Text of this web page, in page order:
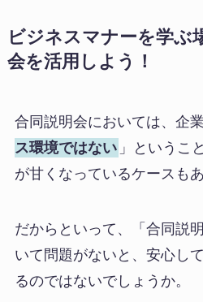
ビジネスマナーを学ぶ
会を活用しよう！
合同説明会においては、企
ス環境ではない 」というこ
が甘くなっているケースもあ
だからといって、「合同説
いて問題がないと、安心し
るのではないでしょうか。